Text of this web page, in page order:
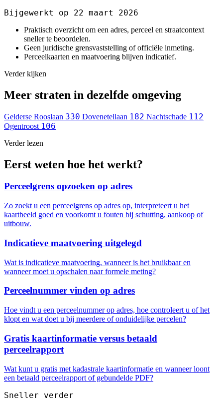
Bijgewerkt op 22 maart 2026
Praktisch overzicht om een adres, perceel en straatcontext
sneller te beoordelen.
Geen juridische grensvaststelling of officiële inmeting.
Perceelkaarten en maatvoering blijven indicatief.
Verder kijken
Meer straten in dezelfde omgeving
Gelderse Rooslaan 330 Dovenetellaan 182 Nachtschade 112
Ogentroost 106
Verder lezen
Eerst weten hoe het werkt?
Perceelgrens opzoeken op adres
Zo zoekt u een perceelgrens op adres op, interpreteert u het
kaartbeeld goed en voorkomt u fouten bij schutting, aankoop of
uitbouw.
Indicatieve maatvoering uitgelegd
Wat is indicatieve maatvoering, wanneer is het bruikbaar en
wanneer moet u opschalen naar formele meting?
Perceelnummer vinden op adres
Hoe vindt u een perceelnummer op adres, hoe controleert u of het
klopt en wat doet u bij meerdere of onduidelijke percelen?
Gratis kaartinformatie versus betaald
perceelrapport
Wat kunt u gratis met kadastrale kaartinformatie en wanneer loont
een betaald perceelrapport of gebundelde PDF?
Sneller verder